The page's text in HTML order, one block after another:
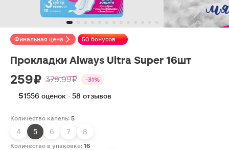
Финальная цена 50 бонусов
Прокладки Always Ultra Super 16шт
259 ₽ 379.99 ₽ -31%
51556 оценок · 58 отзывов
Количество капель: 5
4 5 6 7 8
Количество в упаковке: 16